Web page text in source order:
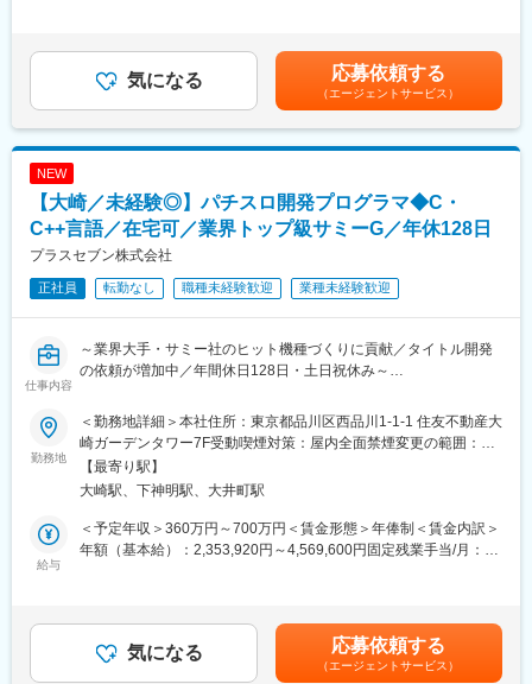
で、機能・性能・信頼性を総合的に検証するソフトウェアの開発
および保守を担当いただきます。
適性に応じて、将来的にはカスタムLSIの仕様策定から量産サポー
業界動向や商品企画、ハードウェア・ソフトウェア担当、ゲーム
デベロッパーからの要望を踏まえ、SSDコントローラの仕様を策
定
（2） 開発・設計
（3） 試作品の検証・評価
試作チップが要求機能や想定性能を満たしているかを検証
（4） SSDファームウェア評価・NAND信頼性評価
レイテンシやスループットなどの性能要件を満たしているかを確
認するとともに、NANDの信頼性評価を通じて安定稼働を検証
※仕様策定・評価にあたっては、キャッシュ、メモリ、バスなどハ
給与補足＞前職を考慮の上、経験・スキルに応じて年収を決定い
たします。※予定年収には固定残業手当（45H／月）と特別賞与を
含む■特別賞与（決算後6月に年1回支給）■年俸更改：年1回賃金
はあくまでも目安の金額であり、選考を通じて上下する可能性が
あります。月給(月額)は固定手当を含めた表記です。
気になる 応募依頼する
（エージェントサービス）
NEW
【大崎／未経験◎】パチスロ開発プログラマ◆C・
C++言語／在宅可／業界トップ級サミーG／年休128日
プラスセブン株式会社
正社員 転勤なし 職種未経験歓迎 業種未経験歓迎
仕事内容
～業界大手・サミー社のヒット機種づくりに貢献／タイトル開発
の依頼が増加中／年間休日128日・土日祝休み～
■業務概要：
「サミー株式会社」のグループ会社である当社にて、パチスロ機
のプログラムの開発をお任せします。
■業務詳細：
開発中のパチスロ機において、いずれかの工程を担っていただき
ます。
◇申請書類作成
勤務地
＜勤務地詳細＞本社住所：東京都品川区西品川1-1-1 住友不動産大
崎ガーデンタワー7F受動喫煙対策：屋内全面禁煙変更の範囲：会
社の定める事業所（リモートワーク含む）
【最寄り駅】
大崎駅、下神明駅、大井町駅
給与
＜予定年収＞360万円～700万円＜賃金形態＞年俸制＜賃金内訳＞
年額（基本給）：2,353,920円～4,569,600円固定残業手当/月：
給与補足＞■給与改定：年1回（10月）■賞与：年2回（4・10月）
賃金はあくまでも目安の金額であり、選考を通じて上下する可能
性があります。月給(月額)は固定手当を含めた表記です。
気になる 応募依頼する
（エージェントサービス）